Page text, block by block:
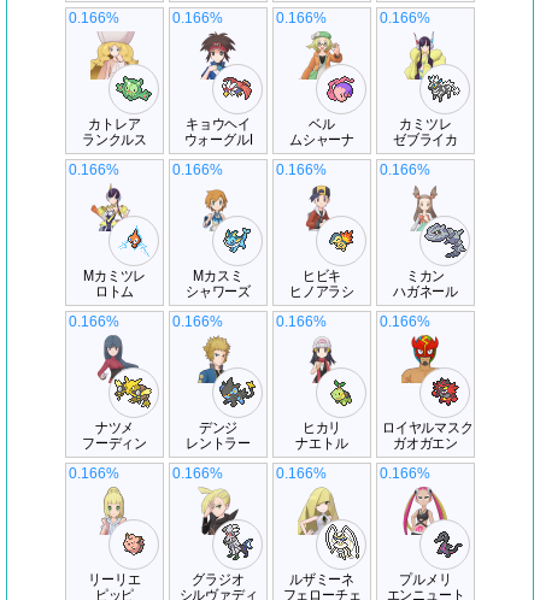
カトレア
ランクルス
0.166%
キョウヘイ
ウォーグルI
0.166%
ベル
ムシャーナ
0.166%
カミツレ
ゼブライカ
0.166%
Mカミツレ
ロトム
0.166%
Mカスミ
シャワーズ
0.166%
ヒビキ
ヒノアラシ
0.166%
ミカン
ハガネール
0.166%
ナツメ
フーディン
0.166%
デンジ
レントラー
0.166%
ヒカリ
ナエトル
0.166%
ロイヤルマスク
ガオガエン
0.166%
リーリエ
ピッピ
0.166%
グラジオ
シルヴァディ
0.166%
ルザミーネ
フェローチェ
0.166%
プルメリ
エンニュート
0.166%